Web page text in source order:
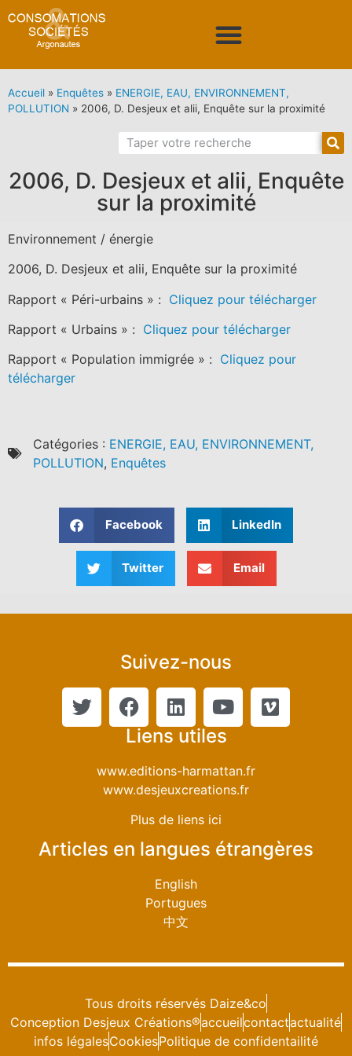
Accueil » Enquêtes » ENERGIE, EAU, ENVIRONNEMENT,
POLLUTION » 2006, D. Desjeux et alii, Enquête sur la proximité
2006, D. Desjeux et alii, Enquête
sur la proximité
Environnement / énergie
2006, D. Desjeux et alii, Enquête sur la proximité
Rapport « Péri-urbains » : Cliquez pour télécharger
Rapport « Urbains » : Cliquez pour télécharger
Rapport « Population immigrée » : Cliquez pour
télécharger
Catégories : ENERGIE, EAU, ENVIRONNEMENT,
POLLUTION, Enquêtes
Facebook LinkedIn
Twitter Email
Suivez-nous
Liens utiles
www.editions-harmattan.fr
www.desjeuxcreations.fr
Plus de liens ici
Articles en langues étrangères
English
Portugues
中文
Tous droits réservés Daize&co
Conception Desjeux Créations®accueilcontactactualité
infos légalesCookiesPolitique de confidentailité